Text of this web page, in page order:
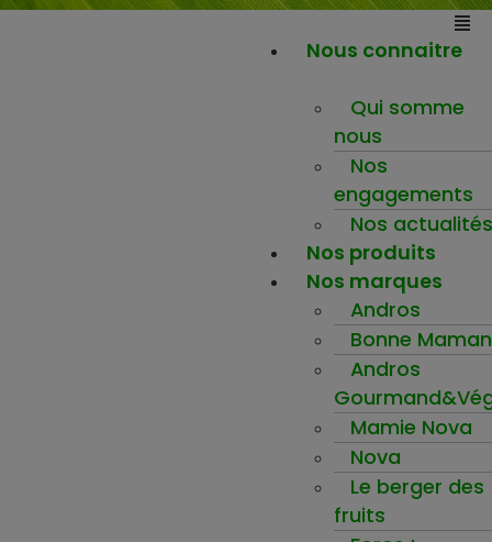
Nous connaitre
Qui somme
nous
Nos
engagements
Nos actualités
Nos produits
Nos marques
Andros
Bonne Maman
Andros
Mamie Nova
Nova
Le berger des
fruits